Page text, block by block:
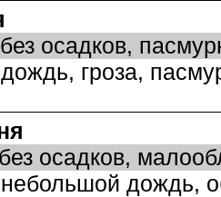
осадков,
гроза,
осадков,
дождь,